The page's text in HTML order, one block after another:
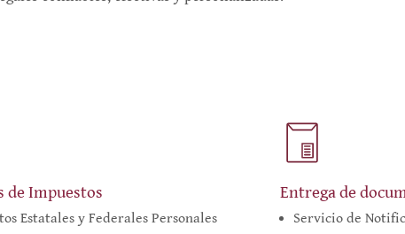
de Impuestos
Estatales y Federales Personales
Entrega de
Servicio de